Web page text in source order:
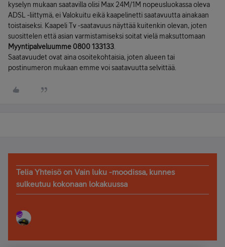
kyselyn mukaan saatavilla olisi Max 24M/1M nopeusluokassa oleva
ADSL -liittymä, ei Valokuitu eikä kaapelinetti saatavuutta ainakaan
toistaiseksi. Kaapeli Tv -saatavuus näyttää kuitenkin olevan, joten
suosittelen että asian varmistamiseksi soitat vielä maksuttomaan
Myyntipalveluumme 0800 133133
Saatavuudet ovat aina osoitekohtaisia, joten alueen tai
postinumeron mukaan emme voi saatavuutta selvittää.
Telia Yhteisö on Vain luku -moodissa, kunnes
sulkeutuu kokonaan lokakuussa